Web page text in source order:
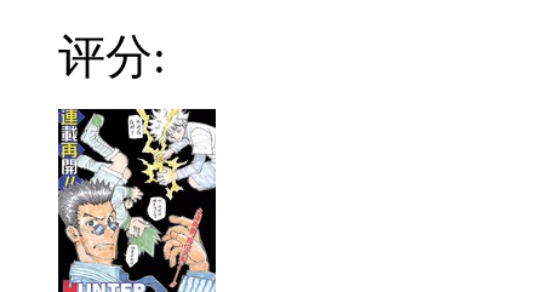
评分: